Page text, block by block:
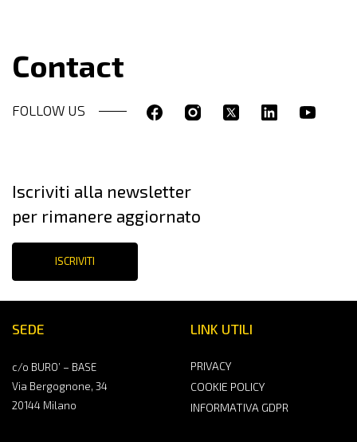
Contact
FOLLOW US
SEDE
c/o BURO’ – BASE
Via Bergognone, 34
20144 Milano
LINK UTILI
PRIVACY
COOKIE POLICY
INFORMATIVA GDPR
Iscriviti alla newsletter
per rimanere aggiornato
ISCRIVITI